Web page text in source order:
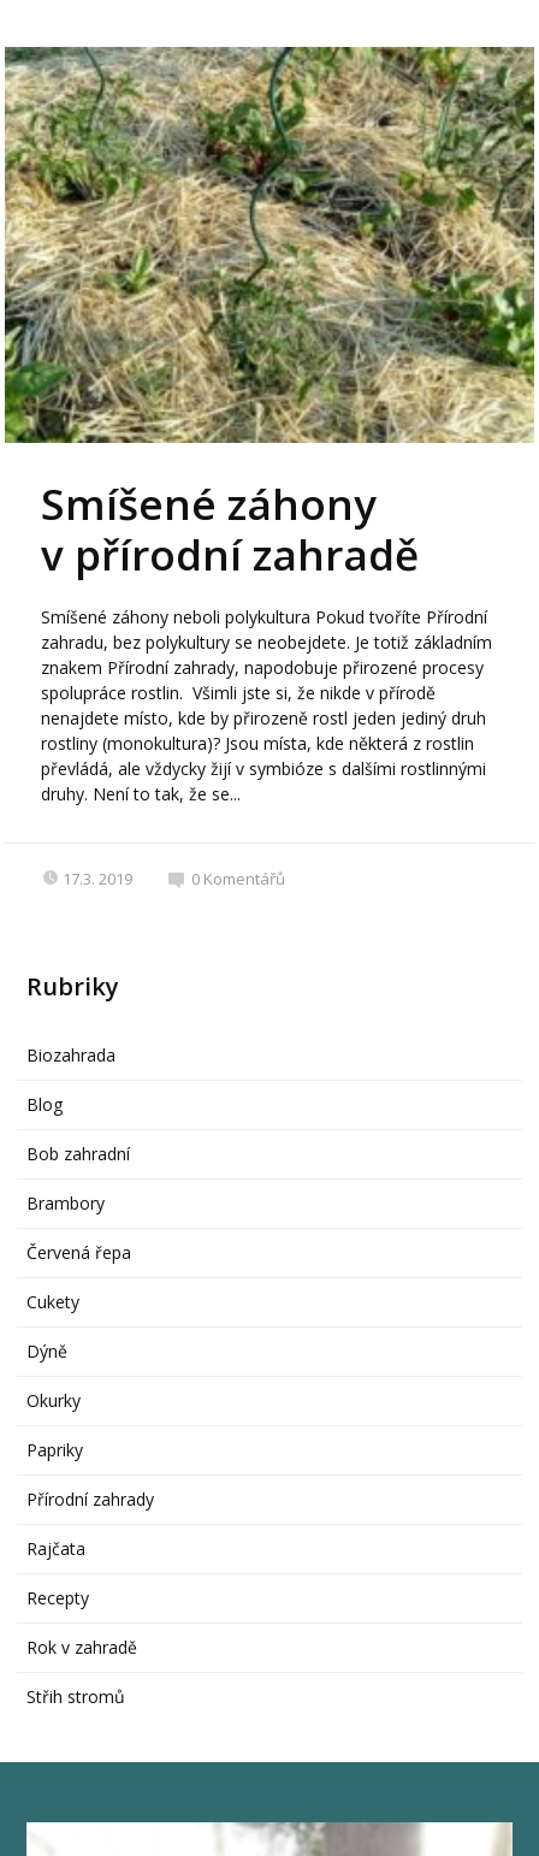
Smíšené záhony
v přírodní zahradě
Smíšené záhony neboli polykultura Pokud tvoříte Přírodní
zahradu, bez polykultury se neobejdete. Je totiž základním
znakem Přírodní zahrady, napodobuje přirozené procesy
spolupráce rostlin. Všimli jste si, že nikde v přírodě
nenajdete místo, kde by přirozeně rostl jeden jediný druh
rostliny (monokultura)? Jsou místa, kde některá z rostlin
převládá, ale vždycky žijí v symbióze s dalšími rostlinnými
druhy. Není to tak, že se...
17.3. 2019 0 Komentářů
Rubriky
Biozahrada
Blog
Bob zahradní
Brambory
Červená řepa
Cukety
Dýně
Okurky
Papriky
Přírodní zahrady
Rajčata
Recepty
Rok v zahradě
Střih stromů